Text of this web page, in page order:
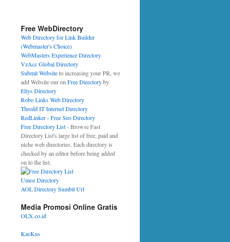
Free WebDirectory
Web Directory for Link Builder
(Webmaster's Choice)
WebMasters Experience Directory
VzAcc Global Directory
Submit Websiteto increasing your PR, we
add Website our on Free Directoryby
Ellys Directory
Robo Links Web Directory
Thredd IT Internet Directory
RedLinker - Free Seo Directory
Free Directory List- Browse Fast
Directory List's large list of free, paid and
niche web directories. Each directory is
checked by an editor before being added
on to the list.
Umoz Directory
AOL Directory Sumbit Url
Media Promosi Online Gratis
OLX.co.id
KasKus